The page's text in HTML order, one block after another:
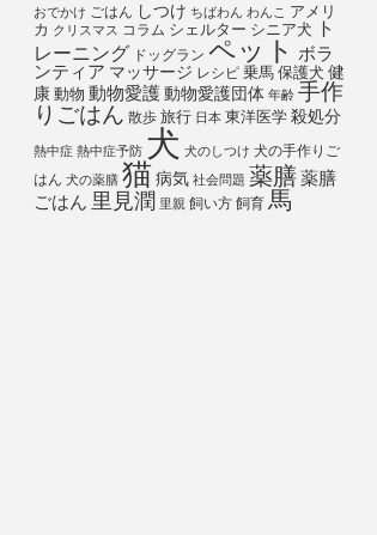
おでかけ ごはん しつけ ちばわん わんこ アメリ
カ クリスマス コラム シェルター シニア犬
ト
レーニング ドッグラン ペット
ボラ
ンティア マッサージ レシピ 乗馬 保護犬 健
康 動物 動物愛護動物愛護団体 年齢 手作
りごはん 散歩 旅行 日本 東洋医学 殺処分
熱中症 熱中症予防 犬 犬のしつけ 犬の手作りご
はん 犬の薬膳 猫 病気 社会問題 薬膳薬膳
ごはん 里見潤 里親 飼い方 飼育 馬